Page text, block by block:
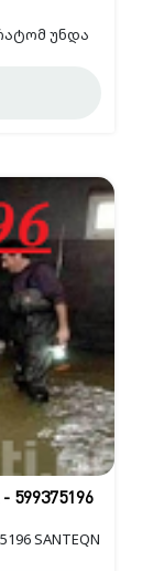
უნდა
599375196
SANTEQN